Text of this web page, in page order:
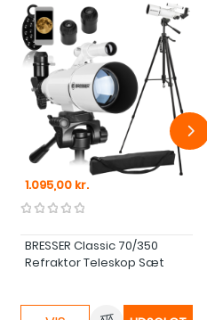
Pris
1.095,00 kr.
BRESSER Classic 70/350
Refraktor Teleskop Sæt